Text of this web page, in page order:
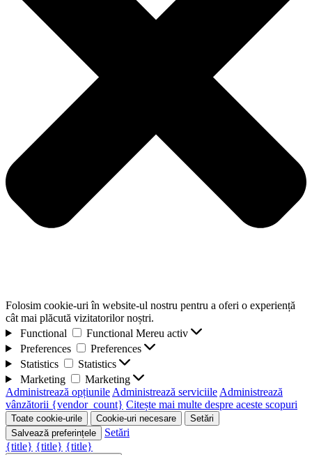
Folosim cookie-uri în website-ul nostru pentru a oferi o experiență
cât mai plăcută vizitatorilor noștri.
Functional
Functional Mereu activ
Preferences
Preferences
Statistics
Statistics
Marketing
Marketing
Administrează opțiunile Administrează serviciile Administrează
vânzătorii {vendor_count} Citește mai multe despre aceste scopuri
Toate cookie-urile Cookie-uri necesare
Setări
Salvează preferințele
Setări
{title} {title} {title}